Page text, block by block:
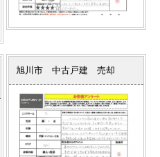
旭川市 中古戸建 売却